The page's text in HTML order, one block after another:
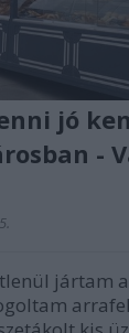
jó
-
jártam